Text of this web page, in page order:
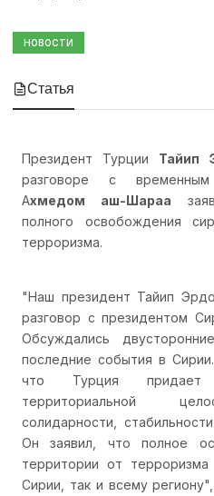
НОВОСТИ
Статья
Президент Турции Тайип
разговоре с
Ахмедом аш-Шараа
полного освобождения
терроризма.
"Наш президент Тайип
разговор с президентом
Обсуждались
последние события в
что Турция придает
территориальной
солидарности,
Он заявил, что полное
территории от
Сирии, так и всему